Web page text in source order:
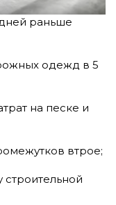
раньше
одежд в 5
на песке и
втрое;